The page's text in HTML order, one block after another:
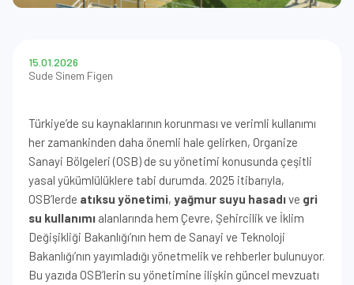
15.01.2026
Sude Sinem Figen
Türkiye’de su kaynaklarının korunması ve verimli kullanımı
her zamankinden daha önemli hale gelirken, Organize
Sanayi Bölgeleri (OSB) de su yönetimi konusunda çeşitli
yasal yükümlülüklere tabi durumda. 2025 itibarıyla,
OSB’lerde atıksu yönetimi, yağmur suyu hasadı ve gri
su kullanımı alanlarında hem Çevre, Şehircilik ve İklim
Değişikliği Bakanlığı’nın hem de Sanayi ve Teknoloji
Bakanlığı’nın yayımladığı yönetmelik ve rehberler bulunuyor.
Bu yazıda OSB’lerin su yönetimine ilişkin güncel mevzuatı